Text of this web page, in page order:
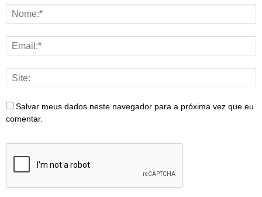
Salvar meus dados neste navegador para a próxima vez que eu
comentar.